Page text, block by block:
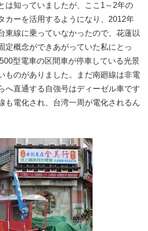
は知っていましたが、ここ1～2年の
カーを活用するようになり、2012年
東線に乗っていなかったので、花蓮以
定概念ができあがっていた私にとっ
型電車の区間車が停車している光景
ものがありました。まだ南廻線は非電
へ直通する自強号はディーゼル車です
も電化され、台湾一周が電化されるん